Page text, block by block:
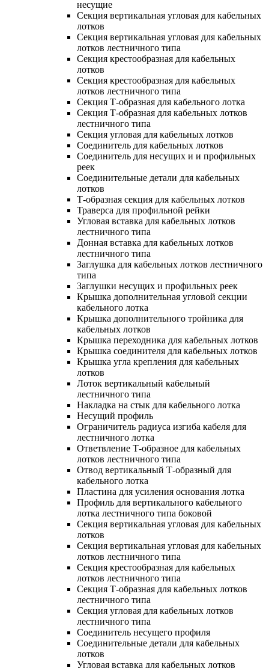
несущие
Секция вертикальная угловая для кабельных
лотков
Секция вертикальная угловая для кабельных
лотков лестничного типа
Секция крестообразная для кабельных
лотков
Секция крестообразная для кабельных
лотков лестничного типа
Секция Т-образная для кабельного лотка
Секция Т-образная для кабельных лотков
лестничного типа
Секция угловая для кабельных лотков
Соединитель для кабельных лотков
Соединитель для несущих и и профильных
реек
Соединительные детали для кабельных
лотков
Т-образная секция для кабельных лотков
Траверса для профильной рейки
Угловая вставка для кабельных лотков
лестничного типа
Донная вставка для кабельных лотков
лестничного типа
Заглушка для кабельных лотков лестничного
типа
Заглушки несущих и профильных реек
Крышка дополнительная угловой секции
кабельного лотка
Крышка дополнительного тройника для
кабельных лотков
Крышка переходника для кабельных лотков
Крышка соединителя для кабельных лотков
Крышка угла крепления для кабельных
лотков
Лоток вертикальный кабельный
лестничного типа
Накладка на стык для кабельного лотка
Несущий профиль
Ограничитель радиуса изгиба кабеля для
лестничного лотка
Ответвление Т-образное для кабельных
лотков лестничного типа
Отвод вертикальный Т-образный для
кабельного лотка
Пластина для усиления основания лотка
Профиль для вертикального кабельного
лотка лестничного типа боковой
Секция вертикальная угловая для кабельных
лотков
Секция вертикальная угловая для кабельных
лотков лестничного типа
Секция крестообразная для кабельных
лотков лестничного типа
Секция Т-образная для кабельных лотков
лестничного типа
Секция угловая для кабельных лотков
лестничного типа
Соединитель несущего профиля
Соединительные детали для кабельных
лотков
Угловая вставка для кабельных лотков